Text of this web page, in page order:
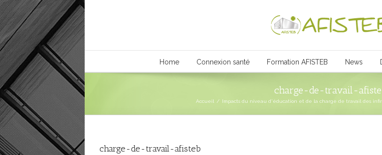
Home Connexion santé Formation AFISTEB News
charge-de-travail-
Accueil / Impacts du niveau d'éducation et de la charge de travail des
charge-de-travail-afisteb